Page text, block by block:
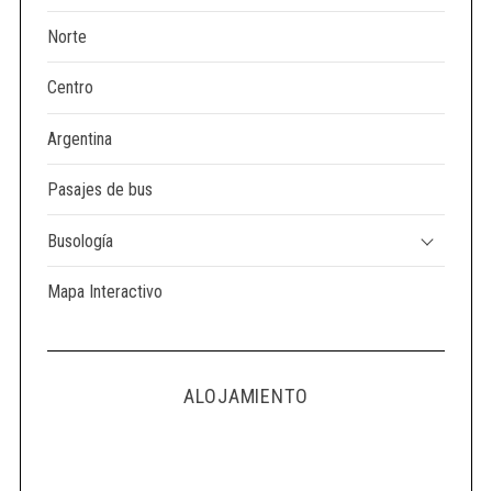
Norte
Centro
Argentina
Pasajes de bus
Busología
Mapa Interactivo
ALOJAMIENTO